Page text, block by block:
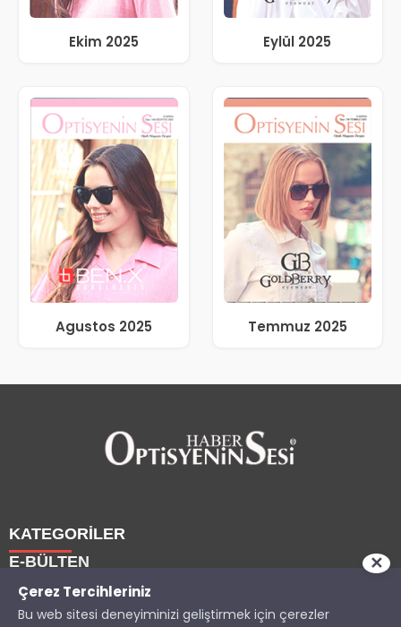
Ekim 2025 Eylül 2025
Agustos 2025 Temmuz 2025
KATEGORİLER
Yazarlarımız
E-BÜLTEN
Çerez Tercihleriniz
Bu web sitesi deneyiminizi geliştirmek için çerezler
✕